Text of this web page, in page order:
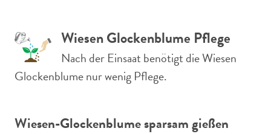
Wiesen Glockenblume Pflege
Nach der Einsaat benötigt die Wiesen
Glockenblume nur wenig Pflege.
Wiesen-Glockenblume sparsam gießen